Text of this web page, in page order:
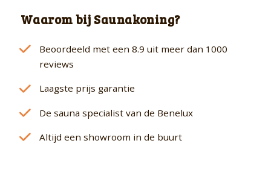
Waarom bij Saunakoning?
Beoordeeld met een 8.9 uit meer dan 1000
reviews
Laagste prijs garantie
De sauna specialist van de Benelux
Altijd een showroom in de buurt